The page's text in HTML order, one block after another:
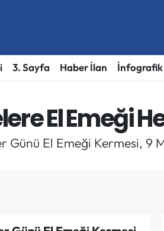
3. Sayfa Haber İlan İnfografik
El Emeği
Günü El Emeği Kermesi, 9